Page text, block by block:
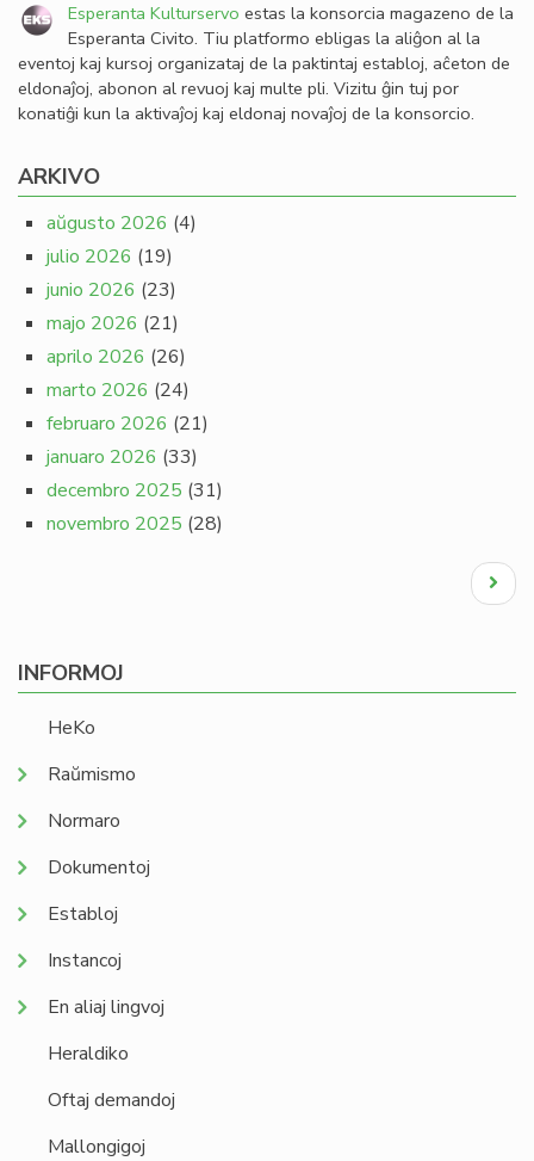
Esperanta Kulturservo estas la konsorcia magazeno de la
Esperanta Civito. Tiu platformo ebligas la aliĝon al la
eventoj kaj kursoj organizataj de la paktintaj establoj, aĉeton de
eldonaĵoj, abonon al revuoj kaj multe pli. Vizitu ĝin tuj por
konatiĝi kun la aktivaĵoj kaj eldonaj novaĵoj de la konsorcio.
ARKIVO
aŭgusto 2026 (4)
julio 2026 (19)
junio 2026 (23)
majo 2026 (21)
aprilo 2026 (26)
marto 2026 (24)
februaro 2026 (21)
januaro 2026 (33)
decembro 2025 (31)
novembro 2025 (28)
Next
page
INFORMOJ
HeKo
Raŭmismo
Normaro
Dokumentoj
Establoj
Instancoj
En aliaj lingvoj
Heraldiko
Oftaj demandoj
Mallongigoj